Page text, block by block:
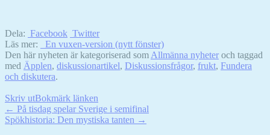
Dela: Facebook Twitter
Läs mer:
En vuxen-version (nytt fönster)
Den här nyheten är kategoriserad som Allmänna nyheter och taggad
med Äpplen, diskussionartikel, Diskussionsfrågor, frukt, Fundera
och diskutera.
Skriv utBokmärk länken
Inläggsnavigation
← På tisdag spelar Sverige i semifinal
Spökhistoria: Den mystiska tanten →
över huvud
taget ska
fungera.